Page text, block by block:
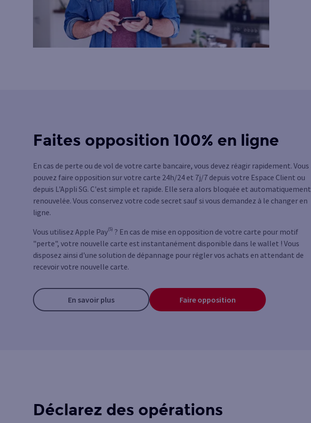
Faites opposition 100% en ligne
En cas de perte ou de vol de votre carte bancaire, vous devez réagir rapidement. Vous
pouvez faire opposition sur votre carte 24h/24 et 7j/7 depuis votre Espace Client ou
depuis L'Appli SG. C'est simple et rapide. Elle sera alors bloquée et automatiquement
renouvelée. Vous conservez votre code secret sauf si vous demandez à le changer en
ligne.
Vous utilisez Apple Pay(5) ? En cas de mise en opposition de votre carte pour motif
"perte", votre nouvelle carte est instantanément disponible dans le wallet ! Vous
disposez ainsi d'une solution de dépannage pour régler vos achats en attendant de
recevoir votre nouvelle carte.
Faire opposition
En savoir plus
Déclarez des opérations